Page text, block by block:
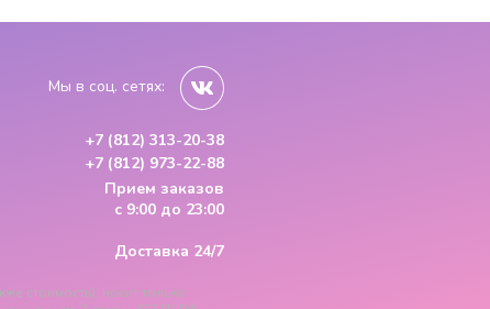
Мы в соц. сетях:
+7 (812) 313-20-38
+7 (812) 973-22-88
Прием заказов
с 9:00 до 23:00
Доставка 24/7
стоимость), носит только